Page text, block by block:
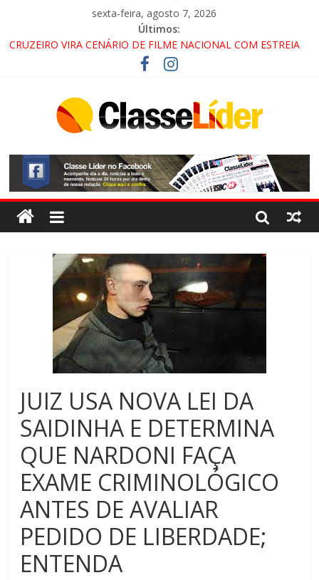
sexta-feira, agosto 7, 2026
Últimos:
CRUZEIRO VIRA CENÁRIO DE FILME NACIONAL COM ESTREIA
PROMOTOR DO GAECO
ACESSO À APARECIDA NA DUTRA SERÁ BLOQUEADO NO FIM
ALTERNATIVAS
LORENA, PINDAMONHANGABA E QUELUZ NA RETA FINAL
PELA FÁBRICA DA COCA-COLA!
JUIZ USA NOVA LEI DA
SAIDINHA E DETERMINA
QUE NARDONI FAÇA
EXAME CRIMINOLÓGICO
ANTES DE AVALIAR
PEDIDO DE LIBERDADE;
ENTENDA